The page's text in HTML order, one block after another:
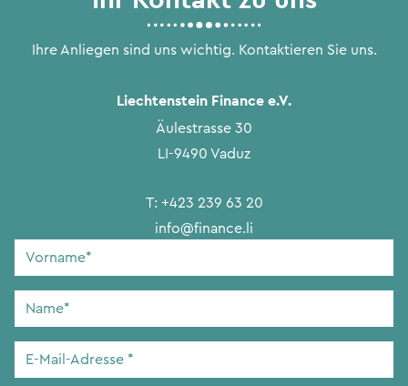
Ihre Anliegen sind uns wichtig. Kontaktieren Sie uns.
Liechtenstein Finance e.V.
Äulestrasse 30
LI-9490 Vaduz
T: +423 239 63 20
info@finance.li
Vorname
Name
E-